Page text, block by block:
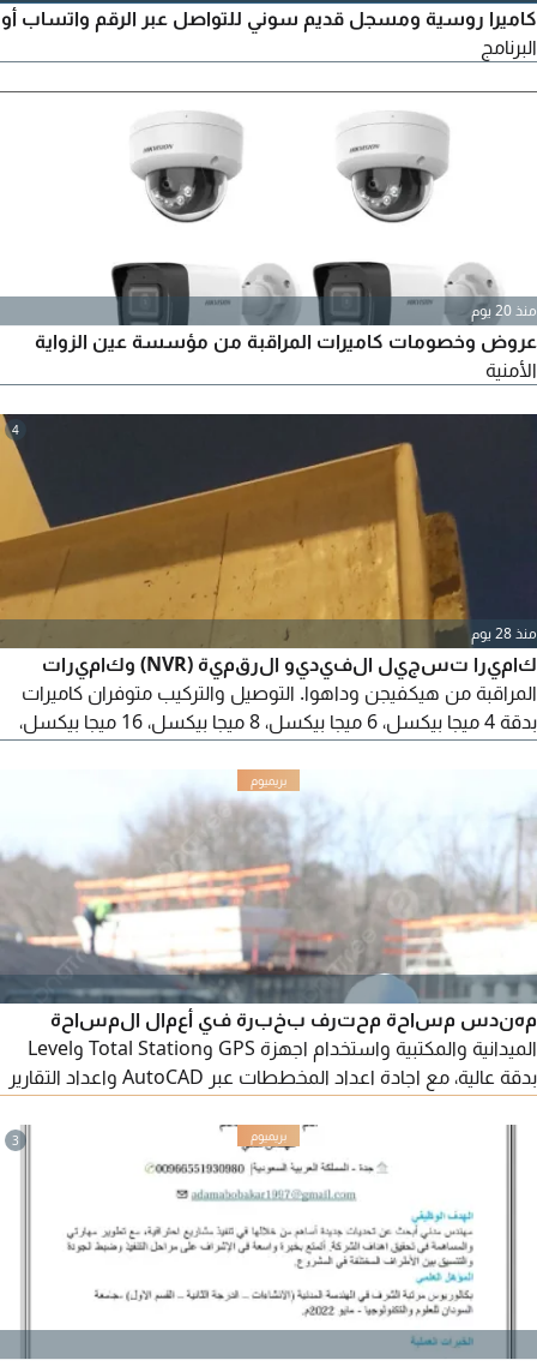
كاميرا روسية ومسجل قديم سوني للتواصل عبر الرقم واتساب أو
البرنامج
منذ 20 يوم
عروض وخصومات كاميرات المراقبة من مؤسسة عين الزواية
الأمنية
4
منذ 28 يوم
كاميرا تسجيل الفيديو الرقمية (NVR) وكاميرات
المراقبة من هيكفيجن وداهوا. التوصيل والتركيب متوفران كاميرات
بدقة 4 ميجا بيكسل، 6 ميجا بيكسل، 8 ميجا بيكسل، 16 ميجا بيكسل،
مهندس مساحة محترف بخبرة في أعمال المساحة
الميدانية والمكتبية واستخدام اجهزة GPS وTotal Station وLevel
بدقة عالية، مع اجادة اعداد المخططات عبر AutoCAD واعداد التقارير
ومنصة البورصة العقاريه وأمانة الرياض واحكام وانجاز المعاملات
بكفاءة، وأتميز بالدقة والالتزام والعمل بروح الفريق وجاهز للعمل فورا
3